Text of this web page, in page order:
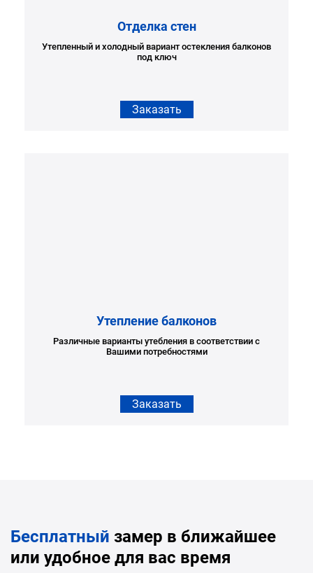
Отделка стен
Утепленный и холодный вариант остекления балконов
под ключ
Заказать
Утепление балконов
Различные варианты утебления в соответствии с
Вашими потребностями
Заказать
Бесплатный замер в ближайшее
или удобное для вас время